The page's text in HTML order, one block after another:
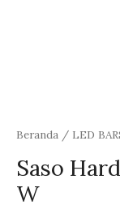
Beranda / LED
Saso
W